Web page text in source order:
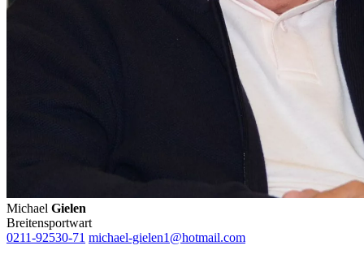
Michael Gielen
Breitensportwart
0211-92530-71 michael-gielen1@hotmail.com